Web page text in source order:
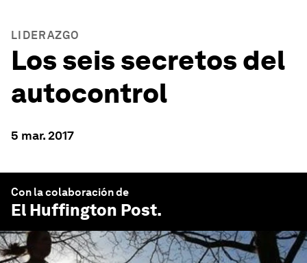
LIDERAZGO
Los seis secretos del
autocontrol
5 mar. 2017
Con la colaboración de
El Huffington Post.